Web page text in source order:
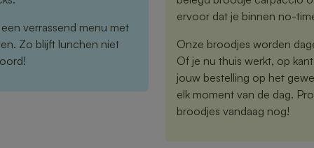
verrassend menu met
Zo blijft lunchen niet
ervoor dat je binnen no-
Onze broodjes worden
Of je nu thuis werkt, op
jouw bestelling op het
elk moment van de dag.
broodjes vandaag nog!